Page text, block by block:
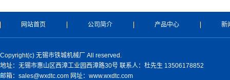
网站首页 公司简介 产品中心 新
Copyright(c) 无锡市铁城机械厂 All reserved.
地址：无锡市惠山区西漳工业园西漳路30号 联系人：杜先生 13506178852
邮箱：sales@wxdtc.com 网址：www.wxdtc.com